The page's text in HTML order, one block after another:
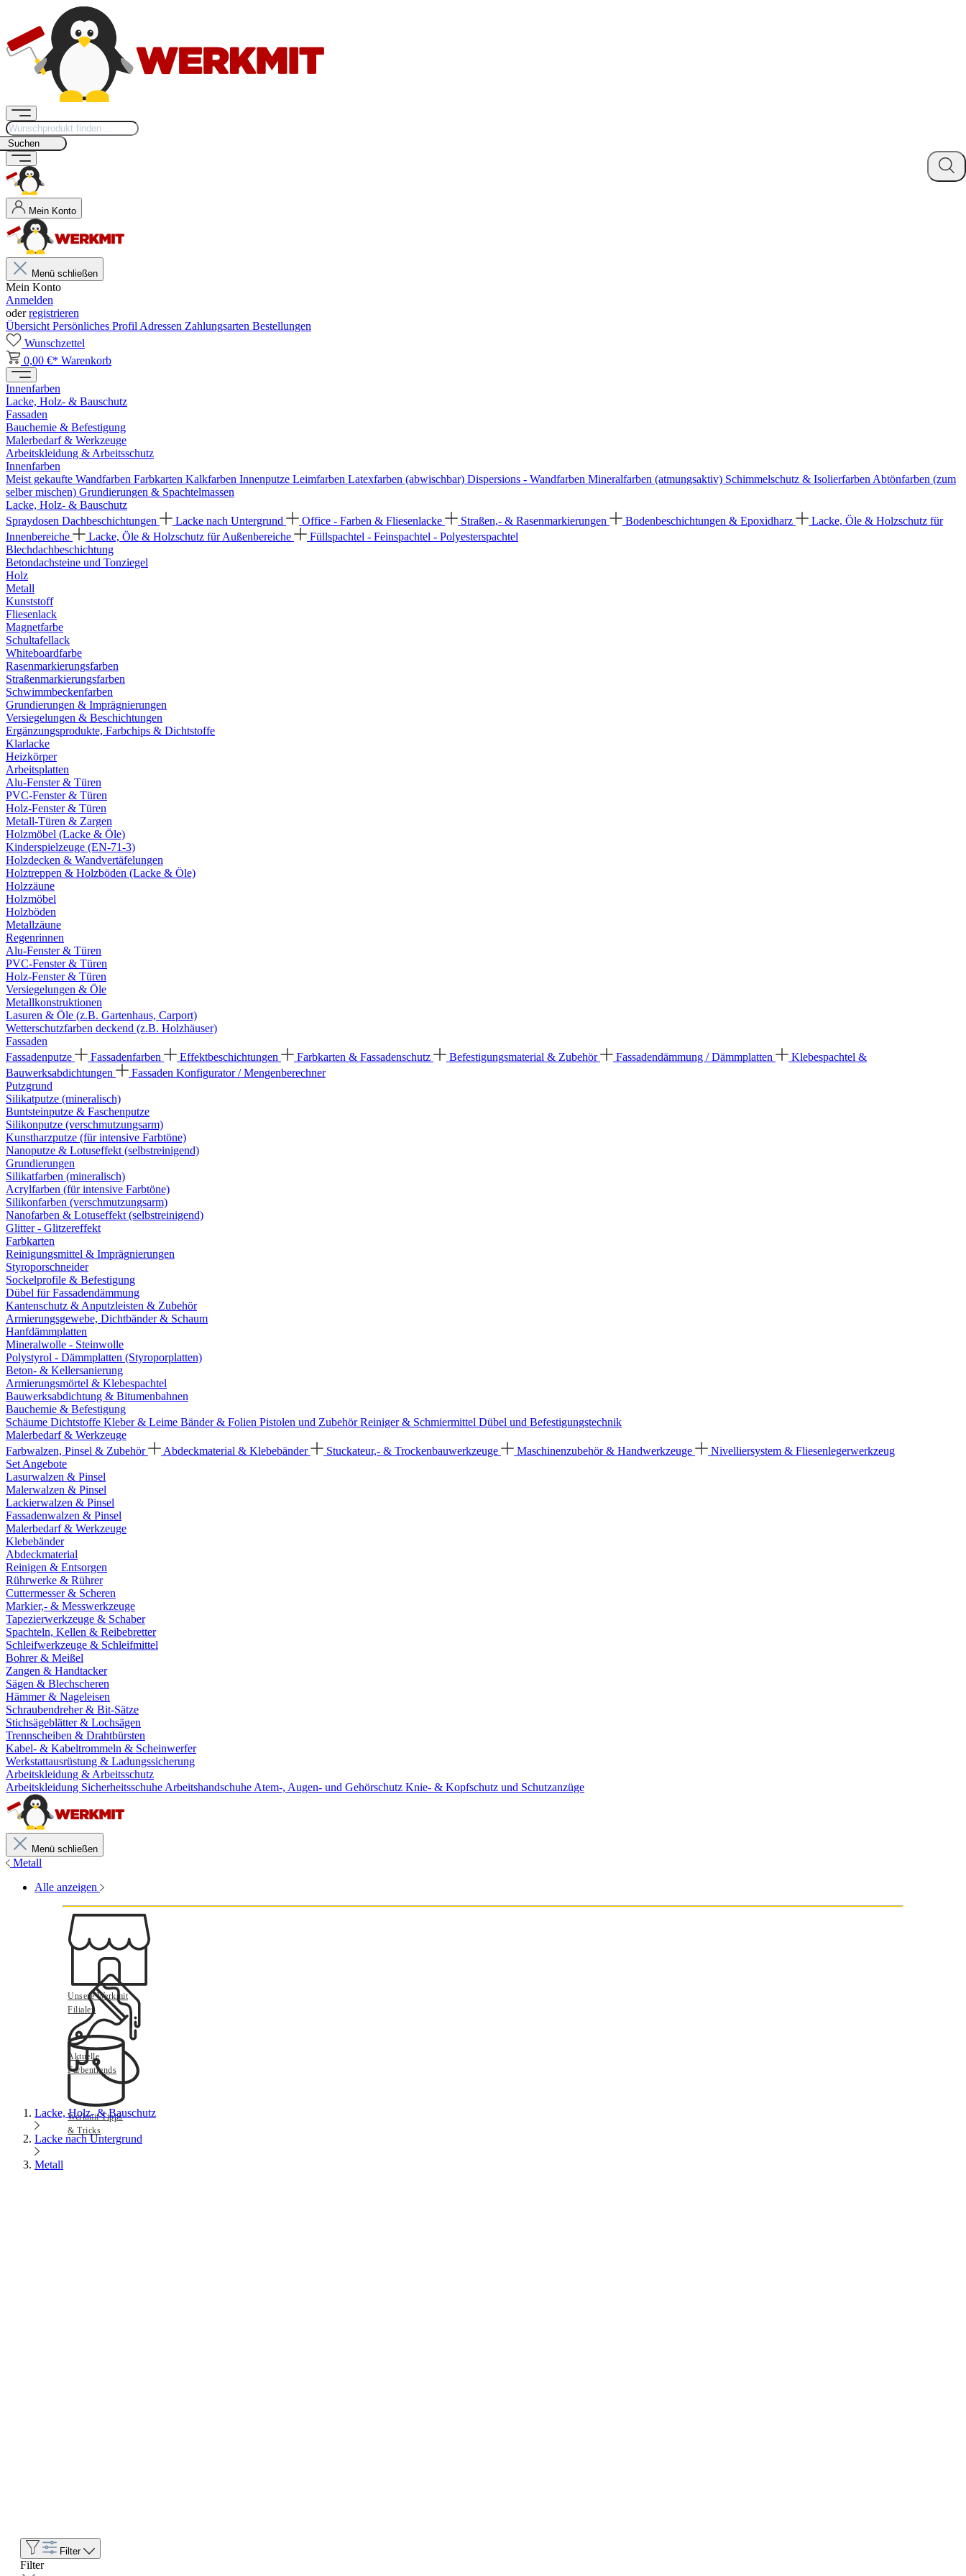
Suchen
Mein Konto
Menü schließen
Mein Konto
Anmelden
oderregistrieren
Übersicht Persönliches Profil Adressen Zahlungsarten Bestellungen
Wunschzettel
0,00 €* Warenkorb
Innenfarben
Lacke, Holz- & Bauschutz
Fassaden
Bauchemie & Befestigung
Malerbedarf & Werkzeuge
Arbeitskleidung & Arbeitsschutz
Innenfarben
Meist gekaufte Wandfarben Farbkarten Kalkfarben Innenputze Leimfarben Latexfarben (abwischbar) Dispersions - Wandfarben Mineralfarben (atmungsaktiv) Schimmelschutz & Isolierfarben Abtönfarben (zum
selber mischen) Grundierungen & Spachtelmassen
Lacke, Holz- & Bauschutz
Spraydosen Dachbeschichtungen Lacke nach Untergrund Office - Farben & Fliesenlacke Straßen,- & Rasenmarkierungen Bodenbeschichtungen & Epoxidharz
Lacke, Öle & Holzschutz für
Innenbereiche
Lacke, Öle & Holzschutz für Außenbereiche
Füllspachtel - Feinspachtel - Polyesterspachtel
Blechdachbeschichtung
Betondachsteine und Tonziegel
Holz
Metall
Kunststoff
Fliesenlack
Magnetfarbe
Schultafellack
Whiteboardfarbe
Rasenmarkierungsfarben
Straßenmarkierungsfarben
Schwimmbeckenfarben
Grundierungen & Imprägnierungen
Versiegelungen & Beschichtungen
Ergänzungsprodukte, Farbchips & Dichtstoffe
Klarlacke
Heizkörper
Arbeitsplatten
Alu-Fenster & Türen
PVC-Fenster & Türen
Holz-Fenster & Türen
Metall-Türen & Zargen
Holzmöbel (Lacke & Öle)
Kinderspielzeuge (EN-71-3)
Holzdecken & Wandvertäfelungen
Holztreppen & Holzböden (Lacke & Öle)
Holzzäune
Holzmöbel
Holzböden
Metallzäune
Regenrinnen
Alu-Fenster & Türen
PVC-Fenster & Türen
Holz-Fenster & Türen
Versiegelungen & Öle
Metallkonstruktionen
Lasuren & Öle (z.B. Gartenhaus, Carport)
Wetterschutzfarben deckend (z.B. Holzhäuser)
Fassaden
Fassadenputze
Fassadenfarben Effektbeschichtungen Farbkarten & Fassadenschutz Befestigungsmaterial & Zubehör Fassadendämmung / Dämmplatten
Klebespachtel &
Bauwerksabdichtungen
Fassaden Konfigurator / Mengenberechner
Putzgrund
Silikatputze (mineralisch)
Buntsteinputze & Faschenputze
Silikonputze (verschmutzungsarm)
Kunstharzputze (für intensive Farbtöne)
Nanoputze & Lotuseffekt (selbstreinigend)
Grundierungen
Silikatfarben (mineralisch)
Acrylfarben (für intensive Farbtöne)
Silikonfarben (verschmutzungsarm)
Nanofarben & Lotuseffekt (selbstreinigend)
Glitter - Glitzereffekt
Farbkarten
Reinigungsmittel & Imprägnierungen
Styroporschneider
Sockelprofile & Befestigung
Dübel für Fassadendämmung
Kantenschutz & Anputzleisten & Zubehör
Armierungsgewebe, Dichtbänder & Schaum
Hanfdämmplatten
Mineralwolle - Steinwolle
Polystyrol - Dämmplatten (Styroporplatten)
Beton- & Kellersanierung
Armierungsmörtel & Klebespachtel
Bauwerksabdichtung & Bitumenbahnen
Bauchemie & Befestigung
Schäume Dichtstoffe Kleber & Leime Bänder & Folien Pistolen und ZubehörReiniger & Schmiermittel Dübel und Befestigungstechnik
Malerbedarf & Werkzeuge
Farbwalzen, Pinsel & Zubehör
Abdeckmaterial & Klebebänder Stuckateur,- & Trockenbauwerkzeuge Maschinenzubehör & Handwerkzeuge
Nivelliersystem & Fliesenlegerwerkzeug
Set Angebote
Lasurwalzen & Pinsel
Malerwalzen & Pinsel
Lackierwalzen & Pinsel
Fassadenwalzen & Pinsel
Malerbedarf & Werkzeuge
Klebebänder
Abdeckmaterial
Reinigen & Entsorgen
Rührwerke & Rührer
Cuttermesser & Scheren
Markier,- & Messwerkzeuge
Tapezierwerkzeuge & Schaber
Spachteln, Kellen & Reibebretter
Schleifwerkzeuge & Schleifmittel
Bohrer & Meißel
Zangen & Handtacker
Sägen & Blechscheren
Hämmer & Nageleisen
Schraubendreher & Bit-Sätze
Stichsägeblätter & Lochsägen
Trennscheiben & Drahtbürsten
Kabel- & Kabeltrommeln & Scheinwerfer
Werkstattausrüstung & Ladungssicherung
Arbeitskleidung & Arbeitsschutz
Arbeitskleidung Sicherheitsschuhe Arbeitshandschuhe Atem-, Augen- und Gehörschutz Knie- & Kopfschutz und Schutzanzüge
Menü schließen
Metall
Alle anzeigen
Unsere Werkmit
Filialen
Aktuelle
Farbentrends
Werkmit Tipps
& Tricks
Lacke, Holz- & Bauschutz
Lacke nach Untergrund
Metall
Filter
Filter